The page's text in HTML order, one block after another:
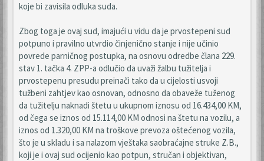
koje bi zavisila odluka suda.
Zbog toga je ovaj sud, imajući u vidu da je prvostepeni sud
potpuno i pravilno utvrdio činjenično stanje i nije učinio
povrede parničnog postupka, na osnovu odredbe člana 229.
stav 1. tačka 4. ZPP-a odlučio da uvaži žalbu tužitelja i
prvostepenu presudu preinači tako da u cijelosti usvoji
tužbeni zahtjev kao osnovan, odnosno da obaveže tuženog
da tužitelju naknadi štetu u ukupnom iznosu od 16.434,00 KM,
od čega se iznos od 15.114,00 KM odnosi na štetu na vozilu, a
iznos od 1.320,00 KM na troškove prevoza oštećenog vozila,
što je u skladu i sa nalazom vještaka saobraćajne struke Z.B.,
koji je i ovaj sud ocijenio kao potpun, stručan i objektivan,